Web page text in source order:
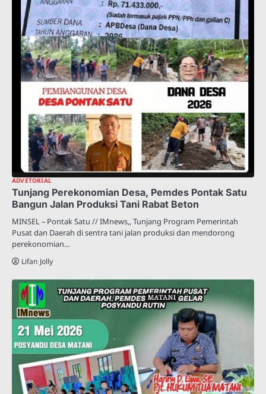
ADVETORIAL
Tunjang Perekonomian Desa, Pemdes Pontak Satu
Bangun Jalan Produksi Tani Rabat Beton
MINSEL – Pontak Satu // IMnews,, Tunjang Program Pemerintah
Pusat dan Daerah di sentra tani jalan produksi dan mendorong
perekonomian…
Lifan Jolly